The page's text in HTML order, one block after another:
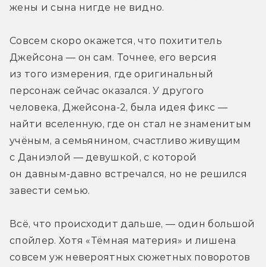
жены и сына нигде не видно.
Совсем скоро окажется, что похититель
Джейсона — он сам. Точнее, его версия
из того измерения, где оригинальный
персонаж сейчас оказался. У другого
человека, Джейсона-2, была идея фикс —
найти вселенную, где он стал не знаменитым
учёным, а семьянином, счастливо живущим
с Даниэлой — девушкой, с которой
он давным-давно встречался, но не решился
завести семью.
Всё, что происходит дальше, — один большой
спойлер. Хотя «Тёмная материя» и лишена
совсем уж невероятных сюжетных поворотов